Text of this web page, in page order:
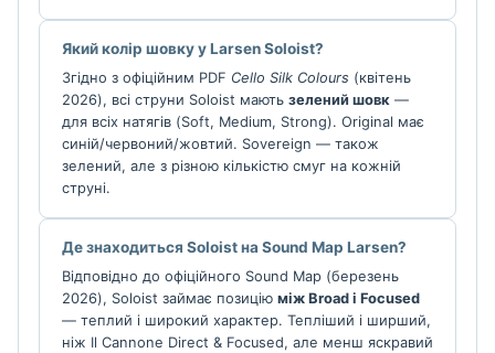
Який колір шовку у Larsen Soloist?
Згідно з офіційним PDF Cello Silk Colours (квітень
2026), всі струни Soloist мають зелений шовк —
для всіх натягів (Soft, Medium, Strong). Original має
синій/червоний/жовтий. Sovereign — також
зелений, але з різною кількістю смуг на кожній
струні.
Де знаходиться Soloist на Sound Map Larsen?
Відповідно до офіційного Sound Map (березень
2026), Soloist займає позицію між Broad і Focused
— теплий і широкий характер. Тепліший і ширший,
ніж Il Cannone Direct & Focused, але менш яскравий